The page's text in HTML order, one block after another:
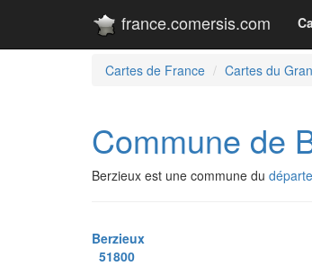
france.comersis.com
Cartes de France Cartes du
Commune de
Berzieux est une commune du
Berzieux
51800